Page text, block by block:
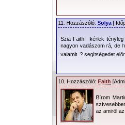
11. Hozzászóló: Solya |
Szia Faith! kérlek tényleg
nagyon vadászom rá, de
valamit..? segítségedet
10. Hozzászóló: Faith
Bírom
az amiröl